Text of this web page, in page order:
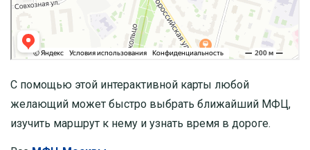
С помощью этой интерактивной карты любой
желающий может быстро выбрать ближайший МФЦ,
изучить маршрут к нему и узнать время в дороге.